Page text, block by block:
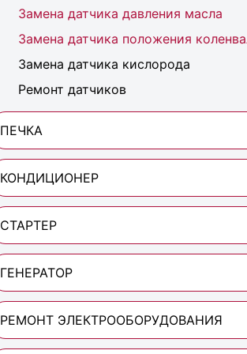
Замена датчика давления масла
Замена датчика положения
Замена датчика кислорода
Ремонт датчиков
ПЕЧКА
КОНДИЦИОНЕР
СТАРТЕР
ГЕНЕРАТОР
РЕМОНТ ЭЛЕКТРООБОРУДОВАНИЯ